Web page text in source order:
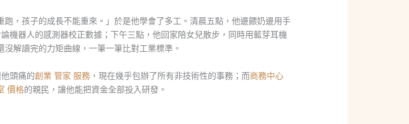
，孩子的成長不能重來。」於是他學會了多工。清晨五點，他邊餵奶邊用手
機器人的感測器校正數據；下午三點，他回家陪女兒散步，同時用藍芽耳機
解讀完的力矩曲線，一筆一筆比對工業標準。
頭痛的創業 管家 服務 ，現在幾乎包辦了所有非技術性的事務；而商務中心
價格的親民，讓他能把資金全部投入研發。